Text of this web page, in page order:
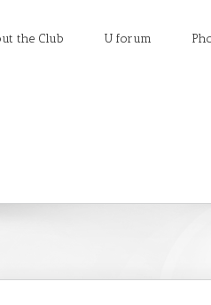
the Club U forum